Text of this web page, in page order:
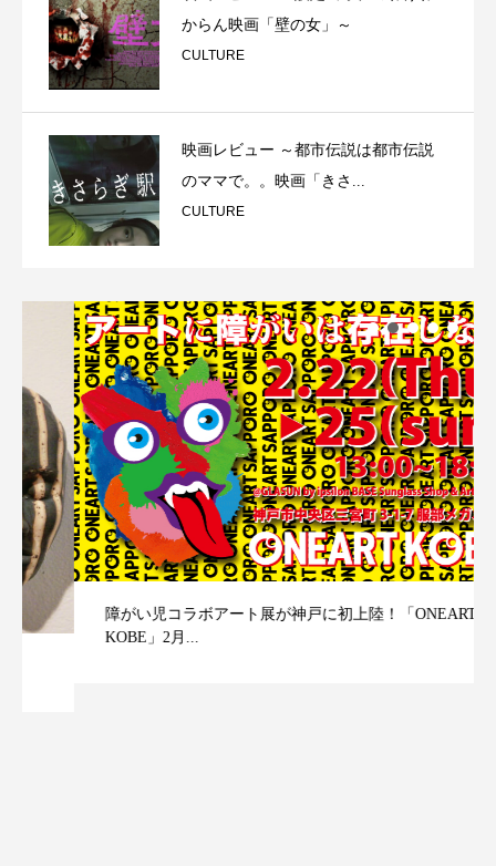
からん映画「壁の女」～
CULTURE
映画レビュー ～都市伝説は都市伝説
のママで。。映画「きさ...
CULTURE
障がい児コラボアート展が神戸に初上陸！「ONEART
KOBE」2月...